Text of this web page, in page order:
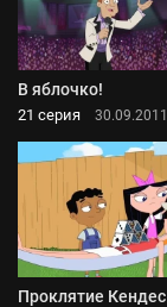
В яблочко!
21 серия 30.09.2011
Проклятие Кендес